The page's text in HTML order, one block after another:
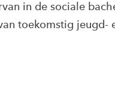
in de sociale
toekomstig jeugd-